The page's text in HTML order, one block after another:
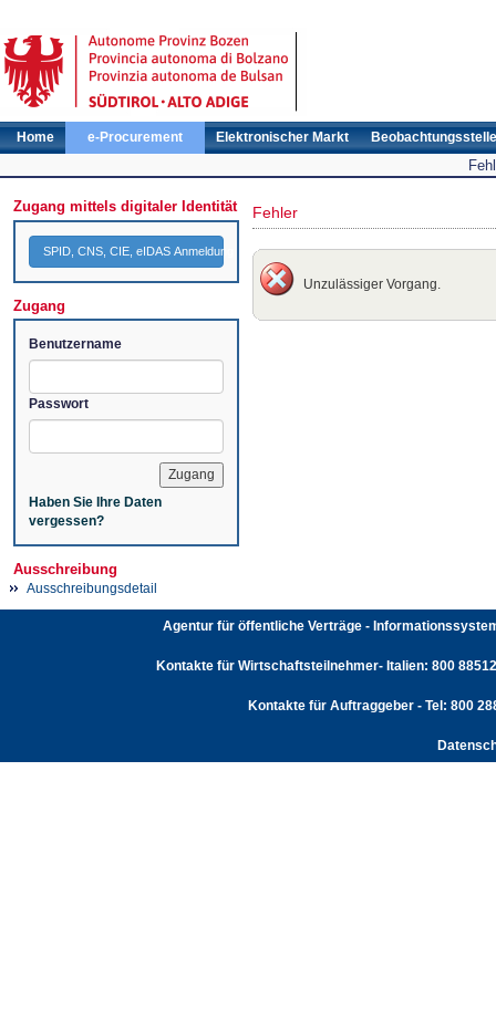
Home e-Procurement Elektronischer Markt Beobachtungsstelle
Zugang mittels digitaler Identität
SPID, CNS, CIE, eIDAS Anmeldung
Zugang
Benutzername
Passwort
Haben Sie Ihre Daten
vergessen?
Ausschreibung
Ausschreibungsdetail
Fehler
Unzulässiger Vorgang.
Agentur für öffentliche Verträge -
Kontakte für Wirtschaftsteilnehmer- Italien: 800
Kontakte für Auftraggeber - Tel: 800